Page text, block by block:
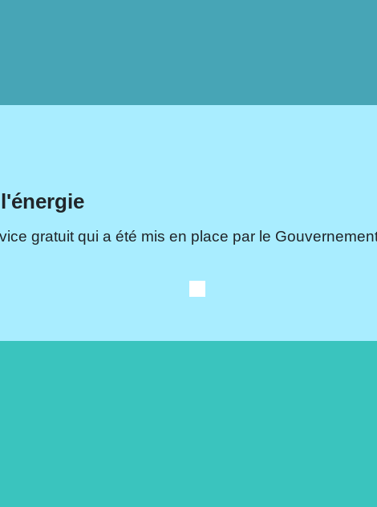
gratuit qui a été mis en place par le